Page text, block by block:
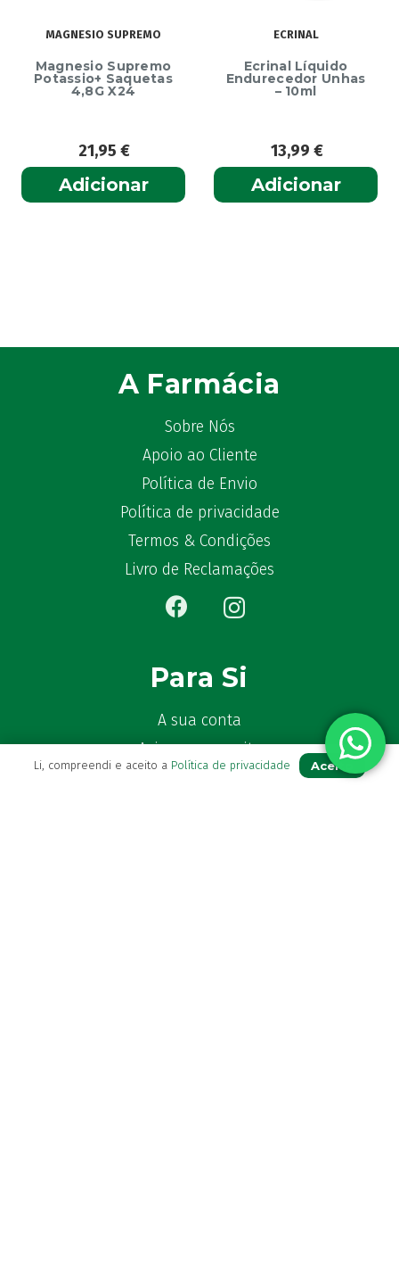
MAGNESIO SUPREMO
Magnesio Supremo
Potassio+ Saquetas
4,8G X24
21,95€
Adicionar
ECRINAL
Ecrinal Líquido
Endurecedor Unhas
– 10ml
13,99€
Adicionar
A Farmácia
Sobre Nós
Apoio ao Cliente
Política de Envio
Política de privacidade
Termos & Condições
Livro de Reclamações
Para Si
A sua conta
Avie a sua receita
Os seus favoritos
Li, compreendi e aceito a Política de privacidade Aceito